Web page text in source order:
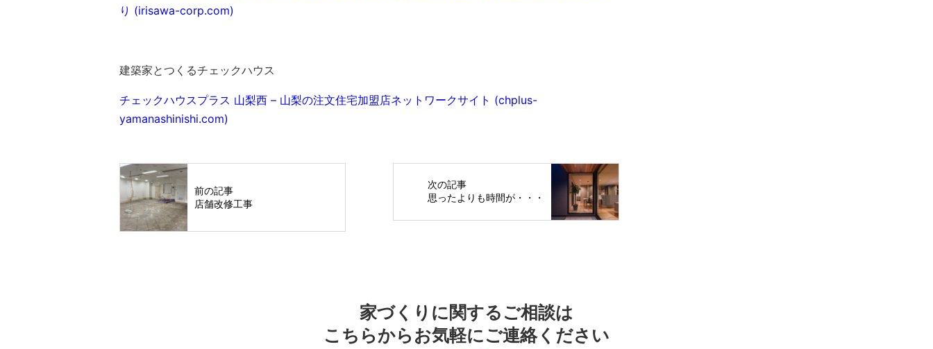
り (irisawa-corp.com)
建築家とつくるチェックハウス
チェックハウスプラス 山梨西 – 山梨の注文住宅加盟店ネットワークサイト (chplus-
yamanashinishi.com)
前の記事
店舗改修工事
次の記事
思ったよりも時間が・・・
家づくりに関するご相談は
こちらからお気軽にご連絡ください